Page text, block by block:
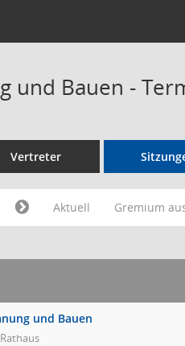
und Bauen -
Vertreter
Aktuell Gremium
und Bauen